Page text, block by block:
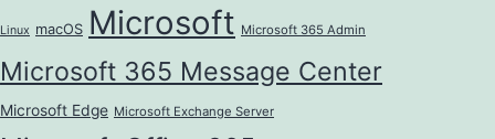
Linux macOS Microsoft Microsoft 365 Admin
Microsoft 365 Message Center
Microsoft Edge Microsoft Exchange Server